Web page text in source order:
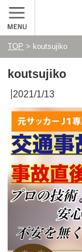
TOP > koutsujiko
koutsujiko
2021/1/13